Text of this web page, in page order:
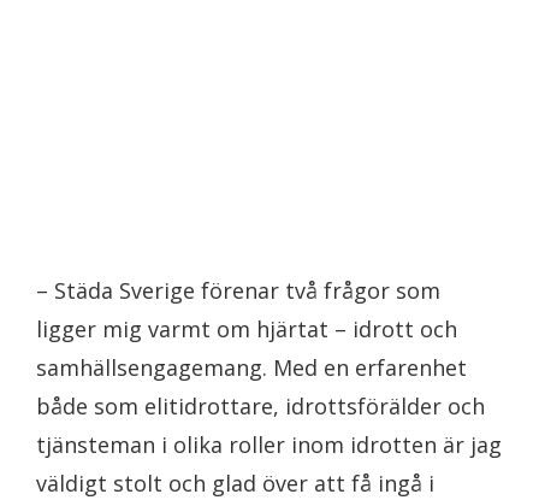
– Städa Sverige förenar två frågor som
ligger mig varmt om hjärtat – idrott och
samhällsengagemang. Med en erfarenhet
både som elitidrottare, idrottsförälder och
tjänsteman i olika roller inom idrotten är jag
väldigt stolt och glad över att få ingå i